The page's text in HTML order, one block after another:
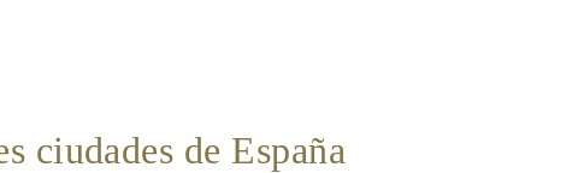
ciudades de España